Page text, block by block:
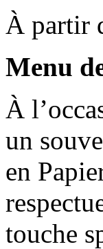
À partir
Menu
À
un
en
touche